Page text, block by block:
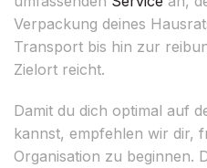
Verpackung deines
Transport bis hin zur
Zielort reicht.
Damit du dich optimal auf
kannst, empfehlen wir dir,
Organisation zu beginnen.